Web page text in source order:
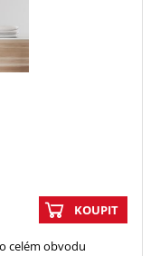
KOUPIT
celém obvodu